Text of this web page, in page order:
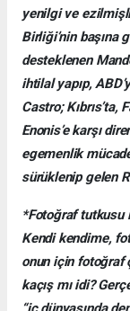
yenilgi ve
Birliği’nin başına
desteklenen
ihtilal yapıp,
Castro; Kıbrıs’ta,
Enonis’e karşı
egemenlik
sürüklenip gelen
*Fotoğraf tutkusu
Kendi kendime,
onun için fotoğraf
kaçış mı idi?